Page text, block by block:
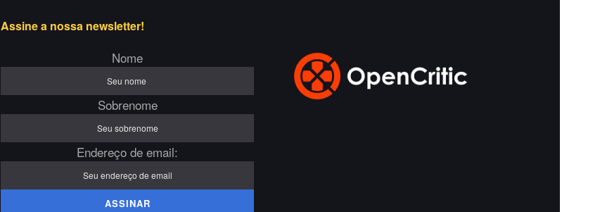
Assine a nossa newsletter!
Nome
Sobrenome
Endereço de email: